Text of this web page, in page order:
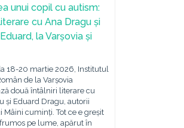
unui copil cu autism:
cu Ana Dragu și
la Varșovia și
18-20 martie 2026, Institutul
de la Varșovia
două întâlniri literare cu
și Eduard Dragu, autorii
cuminți. Tot ce e greșit
pe lume, apărut în